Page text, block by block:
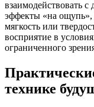
взаимодействовать с
эффекты «на
мягкость или
восприятие в
ограниченного
технике